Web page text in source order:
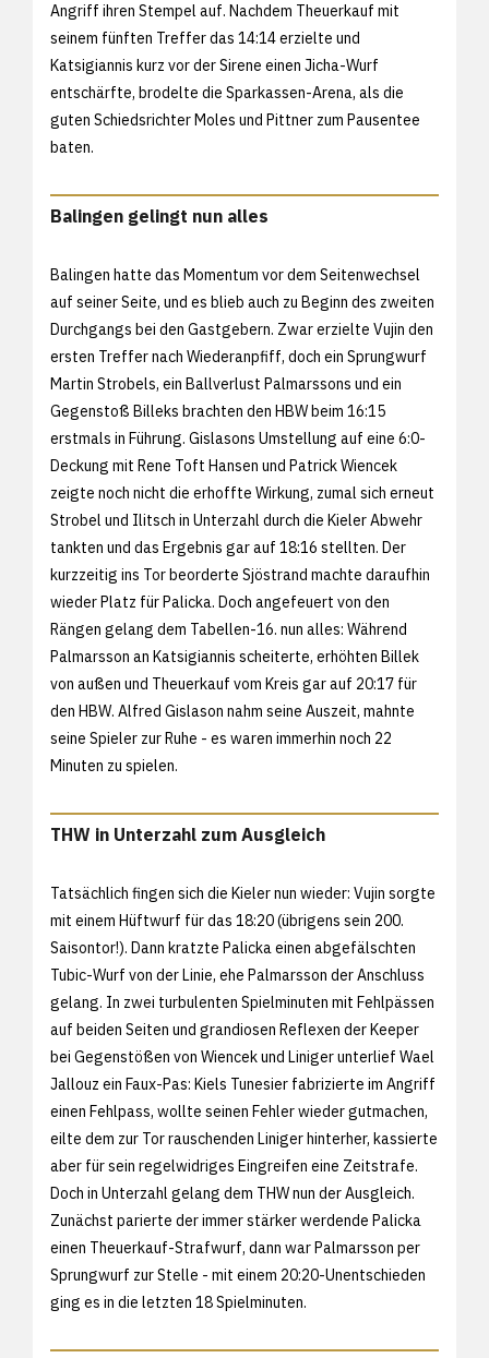
Angriff ihren Stempel auf. Nachdem Theuerkauf mit
seinem fünften Treffer das 14:14 erzielte und
Katsigiannis kurz vor der Sirene einen Jicha-Wurf
entschärfte, brodelte die Sparkassen-Arena, als die
guten Schiedsrichter Moles und Pittner zum Pausentee
baten.
Balingen gelingt nun alles
Balingen hatte das Momentum vor dem Seitenwechsel
auf seiner Seite, und es blieb auch zu Beginn des zweiten
Durchgangs bei den Gastgebern. Zwar erzielte Vujin den
ersten Treffer nach Wiederanpfiff, doch ein Sprungwurf
Martin Strobels, ein Ballverlust Palmarssons und ein
Gegenstoß Billeks brachten den HBW beim 16:15
erstmals in Führung. Gislasons Umstellung auf eine 6:0-
Deckung mit Rene Toft Hansen und Patrick Wiencek
zeigte noch nicht die erhoffte Wirkung, zumal sich erneut
Strobel und Ilitsch in Unterzahl durch die Kieler Abwehr
tankten und das Ergebnis gar auf 18:16 stellten. Der
kurzzeitig ins Tor beorderte Sjöstrand machte daraufhin
wieder Platz für Palicka. Doch angefeuert von den
Rängen gelang dem Tabellen-16. nun alles: Während
Palmarsson an Katsigiannis scheiterte, erhöhten Billek
von außen und Theuerkauf vom Kreis gar auf 20:17 für
den HBW. Alfred Gislason nahm seine Auszeit, mahnte
seine Spieler zur Ruhe - es waren immerhin noch 22
Minuten zu spielen.
THW in Unterzahl zum Ausgleich
Tatsächlich fingen sich die Kieler nun wieder: Vujin sorgte
mit einem Hüftwurf für das 18:20 (übrigens sein 200.
Saisontor!). Dann kratzte Palicka einen abgefälschten
Tubic-Wurf von der Linie, ehe Palmarsson der Anschluss
gelang. In zwei turbulenten Spielminuten mit Fehlpässen
auf beiden Seiten und grandiosen Reflexen der Keeper
bei Gegenstößen von Wiencek und Liniger unterlief Wael
Jallouz ein Faux-Pas: Kiels Tunesier fabrizierte im Angriff
einen Fehlpass, wollte seinen Fehler wieder gutmachen,
eilte dem zur Tor rauschenden Liniger hinterher, kassierte
aber für sein regelwidriges Eingreifen eine Zeitstrafe.
Doch in Unterzahl gelang dem THW nun der Ausgleich.
Zunächst parierte der immer stärker werdende Palicka
einen Theuerkauf-Strafwurf, dann war Palmarsson per
Sprungwurf zur Stelle - mit einem 20:20-Unentschieden
ging es in die letzten 18 Spielminuten.